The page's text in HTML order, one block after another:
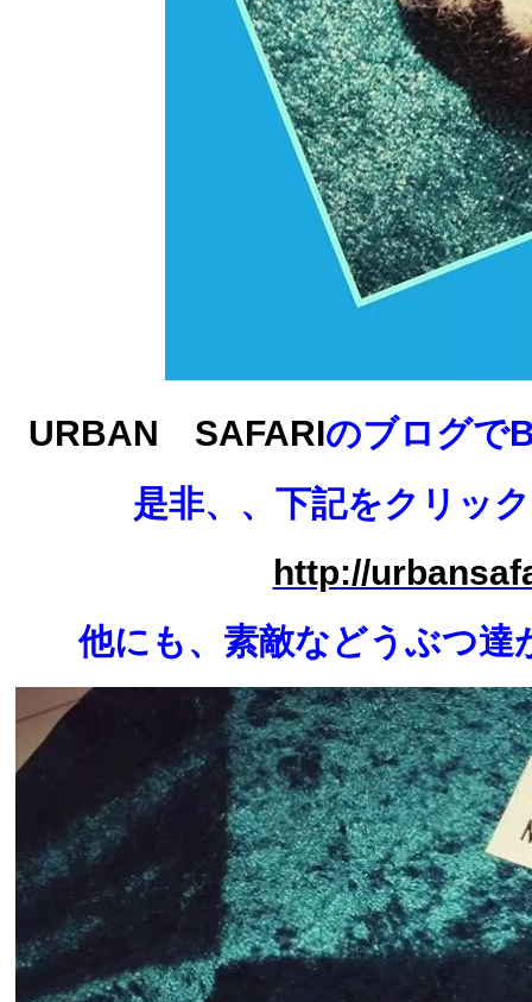
URBAN SAFARIのブログで
是非、、下記をクリッ
http://
他にも、素敵などうぶつ達